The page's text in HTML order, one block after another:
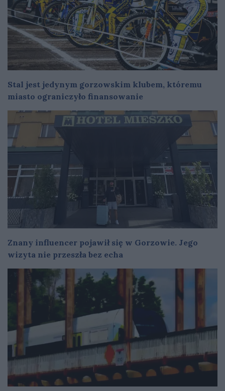
Stal jest jedynym gorzowskim klubem, któremu
miasto ograniczyło finansowanie
Znany influencer pojawił się w Gorzowie. Jego
wizyta nie przeszła bez echa